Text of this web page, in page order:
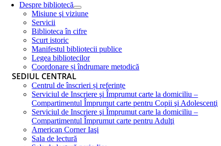
Despre bibliotecă
Misiune şi viziune
Servicii
Biblioteca în cifre
Scurt istoric
Manifestul bibliotecii publice
Legea bibliotecilor
Coordonare și îndrumare metodică
SEDIUL CENTRAL
Centrul de înscrieri și referințe
Serviciul de Inscriere şi Împrumut carte la domiciliu –
Compartimentul Împrumut carte pentru Copii şi Adolescenţi
Serviciul de Inscriere şi Împrumut carte la domiciliu –
Compartimentul Împrumut carte pentru Adulţi
American Corner Iaşi
Sala de lectură